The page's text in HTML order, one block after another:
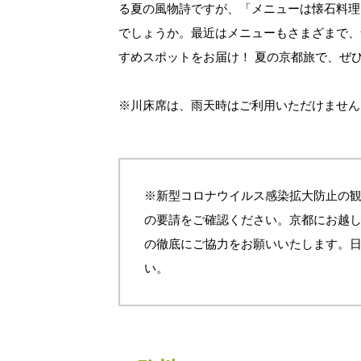
る夏の風物詩ですが、「メニューは懐石料
でしょうか。最近はメニューもさまざまで
すめスポットをお届け！ 夏の京都旅で、ぜ
※川床席は、雨天時はご利用いただけませ
※新型コロナウイルス感染拡大防止の
の要請をご確認ください。京都にお越
の徹底にご協力をお願いいたします。
い。